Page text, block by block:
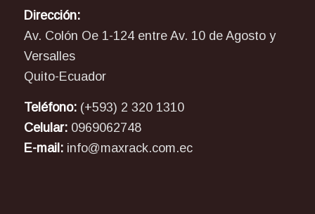
Dirección:
Av. Colón Oe 1-124 entre Av. 10 de Agosto y
Versalles
Quito-Ecuador
Teléfono:(+593) 2 320 1310
Celular:0969062748
E-mail:info@maxrack.com.ec